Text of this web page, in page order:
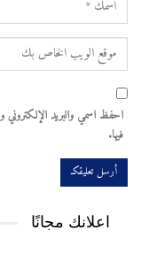
احفظ اسمي والبريد الإلكتروني
فيها.
اعلانك مجانًا